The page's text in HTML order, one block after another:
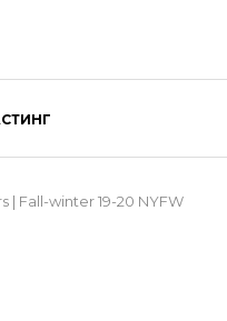
| Fall-winter 19-20 NYFW